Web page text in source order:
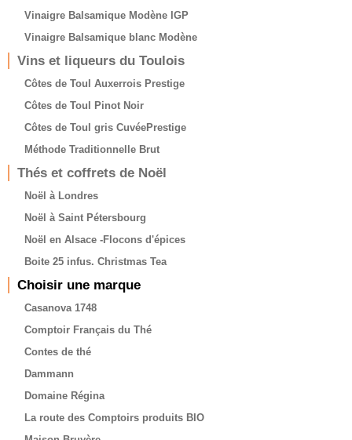
Vinaigre Balsamique Modène IGP
Vinaigre Balsamique blanc Modène
Vins et liqueurs du Toulois
Côtes de Toul Auxerrois Prestige
Côtes de Toul Pinot Noir
Côtes de Toul gris CuvéePrestige
Méthode Traditionnelle Brut
Thés et coffrets de Noël
Noël à Londres
Noël à Saint Pétersbourg
Noël en Alsace -Flocons d'épices
Boite 25 infus. Christmas Tea
Choisir une marque
Casanova 1748
Comptoir Français du Thé
Contes de thé
Dammann
Domaine Régina
La route des Comptoirs produits BIO